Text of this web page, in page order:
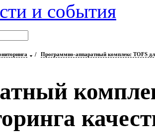
и события
/ Программно-аппаратный комплекс TOFS